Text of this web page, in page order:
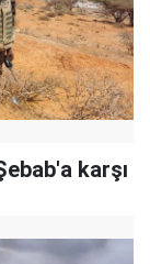
karşı